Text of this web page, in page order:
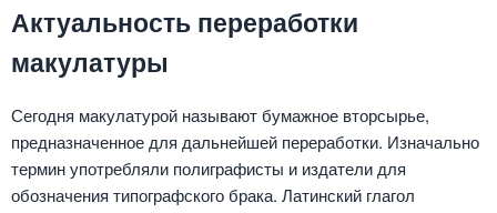
Актуальность переработки
макулатуры
Сегодня макулатурой называют бумажное вторсырье,
предназначенное для дальнейшей переработки. Изначально
термин употребляли полиграфисты и издатели для
обозначения типографского брака. Латинский глагол